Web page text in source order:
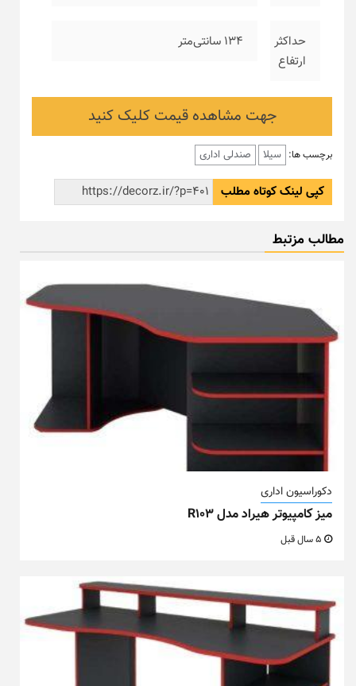
حداکثر
ارتفاع
۱۳۴ سانتی‌متر
جهت مشاهده قیمت کلیک کنید
برچسب ها: سیلا صندلی اداری
کپی لینک کوتاه مطلب
مطالب مزتبط
دکوراسیون اداری
میز کامپیوتر هیراد مدل R103